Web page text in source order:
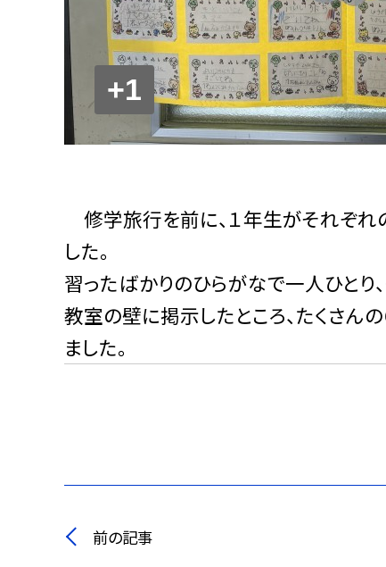
+1
修学旅行を前に、１年生がそれぞれ
した。
習ったばかりのひらがなで一人ひとり
教室の壁に掲示したところ、たくさん
ました。
前の記事